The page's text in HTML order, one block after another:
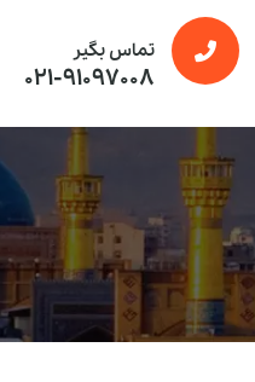
تماس بگیر
021-91097008